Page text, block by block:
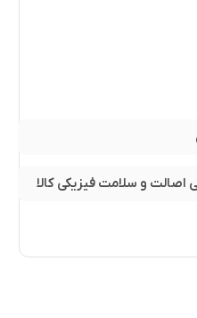
اصالت و سلامت فیزیکی کالا